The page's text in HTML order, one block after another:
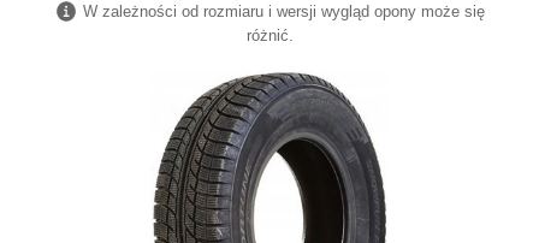
W zależności od rozmiaru i wersji wygląd opony może się
różnić.